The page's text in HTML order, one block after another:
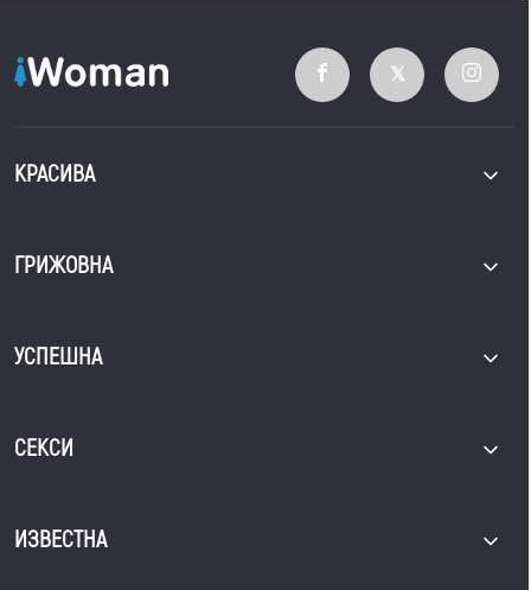
КРАСИВА
ГРИЖОВНА
УСПЕШНА
СЕКСИ
ИЗВЕСТНА